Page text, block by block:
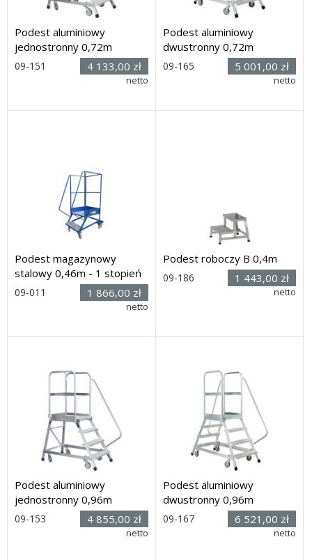
Podest aluminiowy
jednostronny 0,72m
09-151 4 133,00 zł
netto
Podest aluminiowy
dwustronny 0,72m
09-165 5 001,00 zł
netto
Podest magazynowy
stalowy 0,46m - 1 stopień
09-011 1 866,00 zł
netto
Podest roboczy B 0,4m
09-186 1 443,00 zł
netto
Podest aluminiowy
jednostronny 0,96m
09-153 4 855,00 zł
netto
Podest aluminiowy
dwustronny 0,96m
09-167 6 521,00 zł
netto